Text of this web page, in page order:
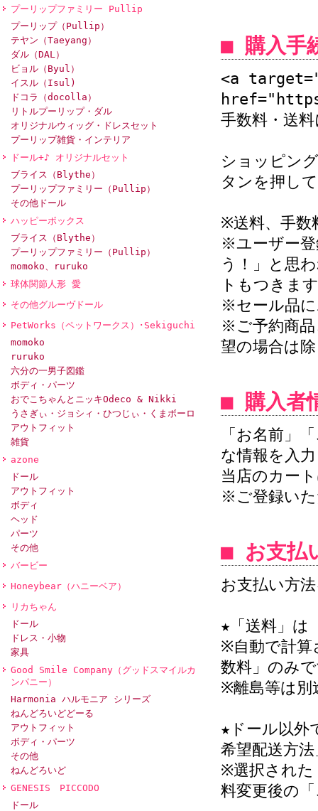
プーリップファミリー Pullip
プーリップ（Pullip）
テヤン（Taeyang）
ダル（DAL）
ビョル（Byul）
イスル（Isul)
ドコラ（docolla）
リトルプーリップ・ダル
オリジナルウィッグ・ドレスセット
プーリップ雑貨・インテリア
ドール+♪ オリジナルセット
ブライス（Blythe）
プーリップファミリー（Pullip）
その他ドール
ハッピーボックス
ブライス（Blythe）
プーリップファミリー（Pullip）
momoko、ruruko
球体関節人形 愛
その他グルーヴドール
PetWorks（ペットワークス）･Sekiguchi
momoko
ruruko
六分の一男子図鑑
ボディ・パーツ
おでこちゃんとニッキOdeco & Nikki
うさぎぃ・ジョシィ・ひつじぃ・くまボーロ
アウトフィット
雑貨
azone
ドール
アウトフィット
ボディ
ヘッド
パーツ
その他
バービー
Honeybear（ハニーベア）
リカちゃん
ドール
ドレス・小物
家具
Good Smile Company（グッドスマイルカ
ンパニー）
Harmonia ハルモニア シリーズ
ねんどろいどどーる
アウトフィット
ボディ・パーツ
その他
ねんどろいど
GENESIS PICCODO
ドール
■ 購入手
<a
手数料・送
ショッピン
タンを押し
※送料、手数
※ユーザー登
う！」と思
トもつきま
※セール品
※ご予約商品
望の場合は
■ 購入者
「お名前」
な情報を入
当店のカー
※ご登録いた
■ お支払
お支払い方
★「送料」は
※自動で計算
数料」のみ
※離島等は別
★ドール以外
希望配送方
※選択された
料変更後の